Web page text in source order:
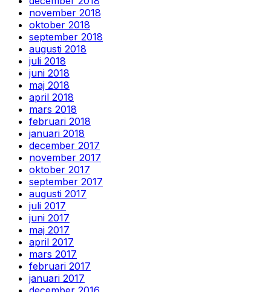
november 2018
oktober 2018
september 2018
augusti 2018
juli 2018
juni 2018
maj 2018
april 2018
mars 2018
februari 2018
januari 2018
december 2017
november 2017
oktober 2017
september 2017
augusti 2017
juli 2017
juni 2017
maj 2017
april 2017
mars 2017
februari 2017
januari 2017